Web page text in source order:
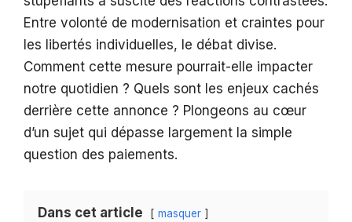
Entre volonté de modernisation et craintes pour
les libertés individuelles, le débat divise.
Comment cette mesure pourrait-elle impacter
notre quotidien ? Quels sont les enjeux cachés
derrière cette annonce ? Plongeons au cœur
d’un sujet qui dépasse largement la simple
question des paiements.
Dans cet article masquer